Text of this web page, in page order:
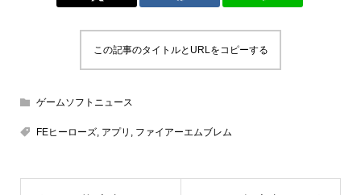
この記事のタイトルとURLをコピーする
ゲームソフトニュース
FEヒーローズ, アプリ , ファイアーエムブレム